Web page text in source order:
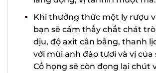
muồi, đậm đà, xen lẫn từng vị
đỏ, dư vị lắng đọng, vị tannin
Khi thưởng thức một ly rượu
bạn sẽ cảm thấy chất chát
dịu, độ axit cân bằng, thanh